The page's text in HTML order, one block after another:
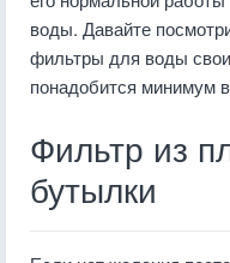
воды. Давайте
фильтры для воды
понадобится минимум
Фильтр из
бутылки